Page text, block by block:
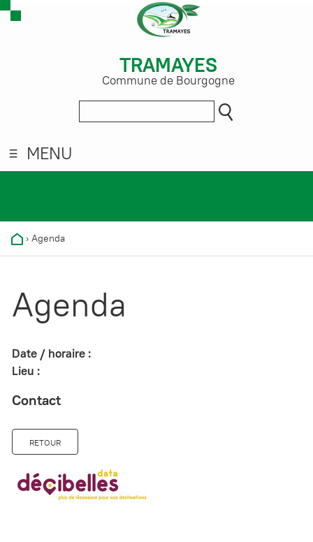
TRAMAYES
Commune de Bourgogne
MENU
› Agenda
Agenda
Date / horaire :
Lieu :
Contact
RETOUR